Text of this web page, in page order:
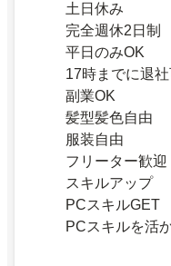
土日休み
完全週休2日制
平日のみOK
17時までに退
副業OK
髪型髪色自由
服装自由
フリーター歓迎
スキルアップ
PCスキルGET
PCスキルを活